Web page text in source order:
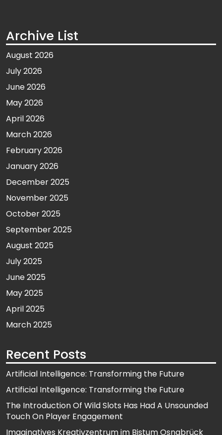
Archive List
August 2026
July 2026
June 2026
May 2026
April 2026
March 2026
February 2026
January 2026
December 2025
November 2025
October 2025
September 2025
August 2025
July 2025
June 2025
May 2025
April 2025
March 2025
Recent Posts
Artificial Intelligence: Transforming the Future
Artificial Intelligence: Transforming the Future
The Introduction Of Wild Slots Has Had A Unsounded
Touch On Player Engagement
Imaginatives Kreativzentrum im Bistum Osnabrück